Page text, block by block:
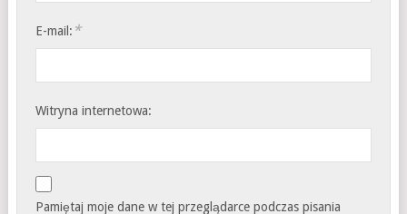
E-mail: *
Witryna internetowa:
Pamiętaj moje dane w tej przeglądarce podczas pisania